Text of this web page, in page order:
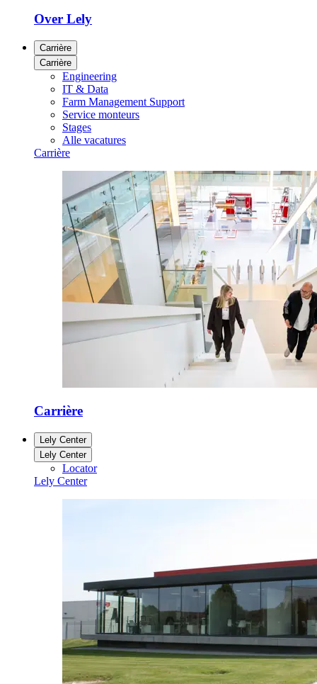
Over Lely
Carrière
Carrière
Engineering
IT & Data
Farm Management Support
Service monteurs
Stages
Alle vacatures
Carrière
Carrière
Lely Center
Lely Center
Locator
Lely Center